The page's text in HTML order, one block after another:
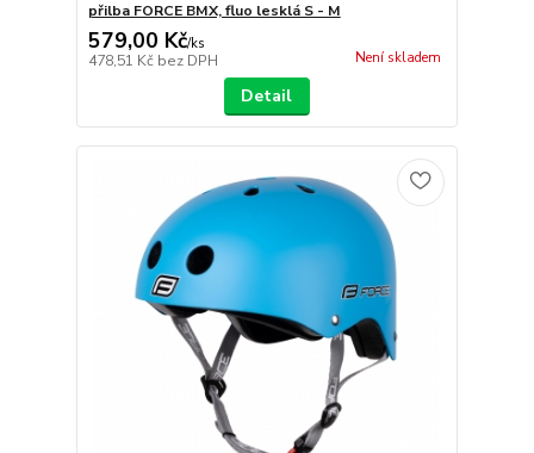
přilba FORCE BMX, fluo lesklá S - M
579,00 Kč/ks
478,51 Kč bez DPH Není skladem
Detail